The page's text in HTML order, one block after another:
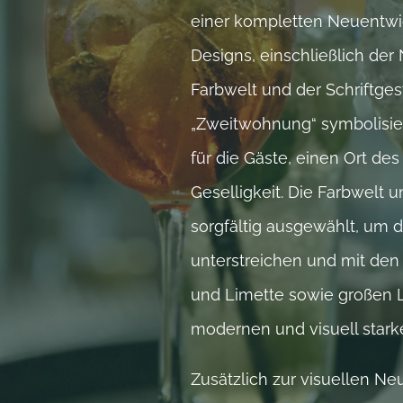
einer kompletten
Designs, einschließlich der
Farbwelt und der
„Zweitwohnung“
für die Gäste, einen Ort
Geselligkeit. Die Farbwelt
sorgfältig ausgewählt, um
unterstreichen und mit
und Limette sowie großen
modernen und visuell
Zusätzlich zur visuellen